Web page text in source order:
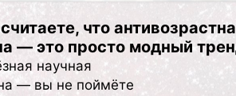
что
— это просто модный
научная
— вы не поймёте